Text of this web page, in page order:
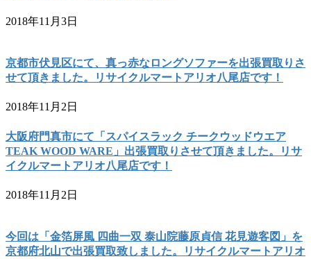
2018年11月3日
京都市伏見区にて、真っ赤なロングソファーを出張買取りさ
せて頂きました。リサイクルマートアリオ八尾店です！
2018年11月2日
大阪府門真市にて「スパイスラック チークウッドウエア
TEAK WOOD WARE」出張買取りさせて頂きました。リサ
イクルマートアリオ八尾店です！
2018年11月2日
今回は「金箔屏風 四曲一双 泰山院藤原貞信 花見遊客図」を
京都府北山で出張買取致しました。リサイクルマートアリオ